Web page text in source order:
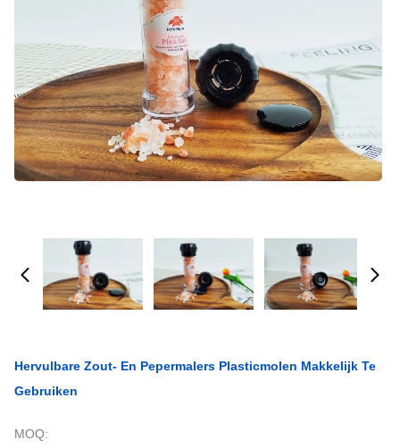
Hervulbare Zout- En Pepermalers Plasticmolen Makkelijk Te
Gebruiken
MOQ: